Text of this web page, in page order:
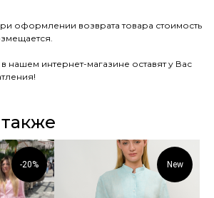
оформлении возврата товара стоимость
нашем интернет-магазине оставят у Вас
-20% New